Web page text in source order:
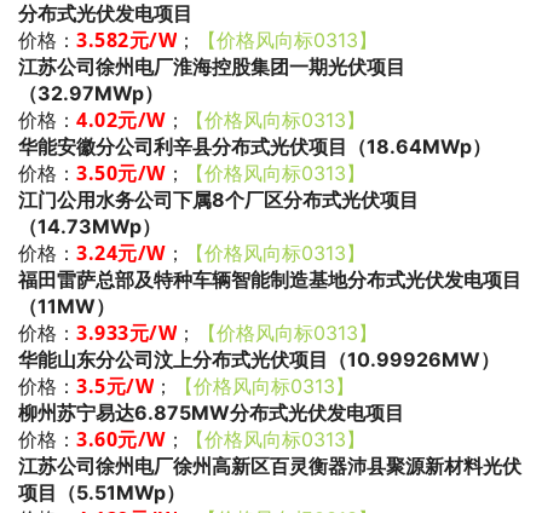
分布式光伏发电项目
价格： 3.582元/W ；
【价格风向标0313】
江苏公司徐州电厂淮海控股集团一期光伏项目
（32.97MWp）
价格： 4.02元/W；
【价格风向标0313】
华能安徽分公司利辛县分布式光伏项目（18.64MWp）
价格： 3.50元/W；
【价格风向标0313】
江门公用水务公司下属8个厂区分布式光伏项目
（14.73MWp）
价格： 3.24元/W；
【价格风向标0313】
福田雷萨总部及特种车辆智能制造基地分布式光伏发电项目
（11MW）
价格： 3.933元/W ；
【价格风向标0313】
华能山东分公司汶上分布式光伏项目（10.99926MW）
价格： 3.5元/W ；
【价格风向标0313】
柳州苏宁易达6.875MW分布式光伏发电项目
价格： 3.60元/W；
【价格风向标0313】
江苏公司徐州电厂徐州高新区百灵衡器沛县聚源新材料光伏
项目（5.51MWp）